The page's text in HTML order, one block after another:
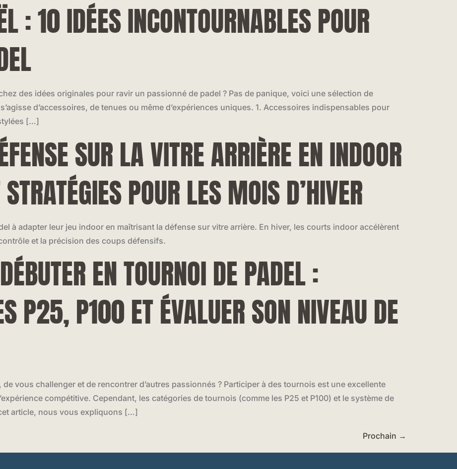
: 10 IDÉES INCONTOURNABLES POUR
des idées originales pour ravir un passionné de padel ? Pas de panique, voici une sélection de
d’accessoires, de tenues ou même d’expériences uniques. 1. Accessoires indispensables pour
[…]
SUR LA VITRE ARRIÈRE EN INDOOR
POUR LES MOIS D’HIVER
à adapter leur jeu indoor en maîtrisant la défense sur vitre arrière. En hiver, les courts indoor accélèrent
et la précision des coups défensifs.
EN TOURNOI DE PADEL :
P25, P100 ET ÉVALUER SON NIVEAU DE
vous challenger et de rencontrer d’autres passionnés ? Participer à des tournois est une excellente
compétitive. Cependant, les catégories de tournois (comme les P25 et P100) et le système de
article, nous vous expliquons […]
Prochain →